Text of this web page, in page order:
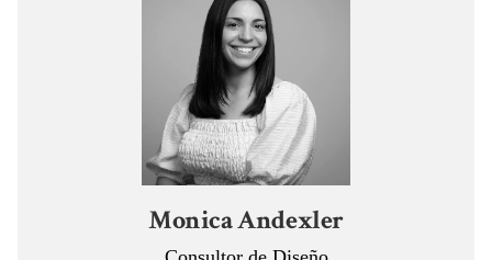
Monica Andexler